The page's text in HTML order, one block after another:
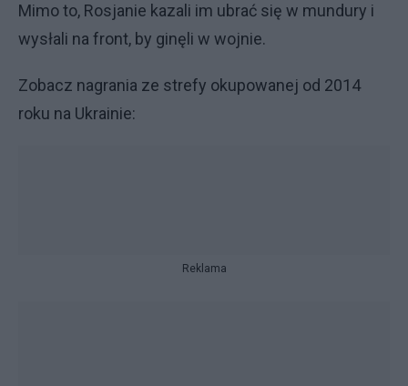
Mimo to, Rosjanie kazali im ubrać się w mundury i
wysłali na front, by ginęli w wojnie.
Zobacz nagrania ze strefy okupowanej od 2014
roku na Ukrainie:
Reklama